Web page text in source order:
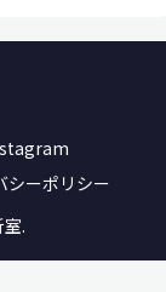
シーポリシー
.